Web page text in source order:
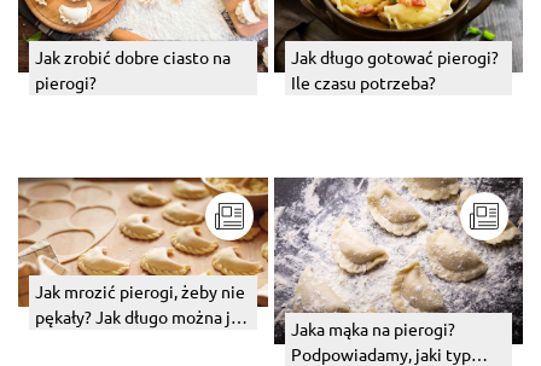
Jak zrobić dobre ciasto na
pierogi?
Jak długo gotować pierogi?
Ile czasu potrzeba?
Jak mrozić pierogi, żeby nie
pękały? Jak długo można je
Jaka mąka na pierogi?
Podpowiadamy, jaki typ